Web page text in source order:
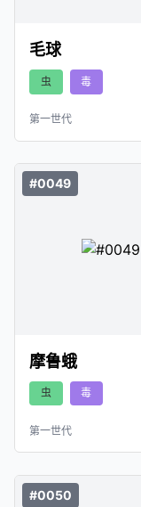
毛球
虫 毒
第一世代
#0049
摩鲁蛾
虫 毒
第一世代
#0050